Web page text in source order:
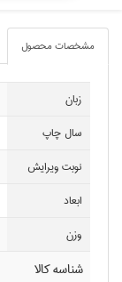
مشخصات محصول
زبان
سال چاپ
نوبت ويرايش
ابعاد
وزن
شناسه کالا